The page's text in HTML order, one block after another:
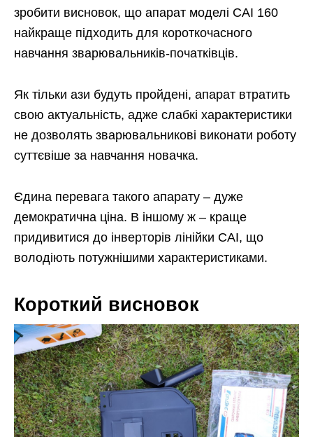
зробити висновок, що апарат моделі САІ 160
найкраще підходить для короткочасного
навчання зварювальників-початківців.
Як тільки ази будуть пройдені, апарат втратить
свою актуальність, адже слабкі характеристики
не дозволять зварювальникові виконати роботу
суттєвіше за навчання новачка.
Єдина перевага такого апарату – дуже
демократична ціна. В іншому ж – краще
придивитися до інверторів лінійки САІ, що
володіють потужнішими характеристиками.
Короткий висновок